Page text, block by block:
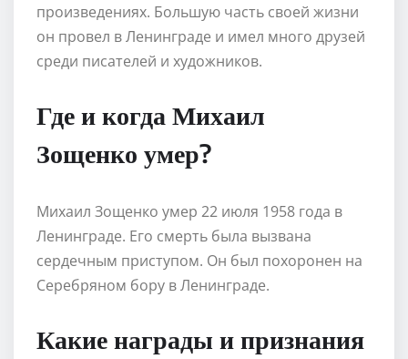
произведениях. Большую часть своей жизни
он провел в Ленинграде и имел много друзей
среди писателей и художников.
Где и когда Михаил
Зощенко умер?
Михаил Зощенко умер 22 июля 1958 года в
Ленинграде. Его смерть была вызвана
сердечным приступом. Он был похоронен на
Серебряном бору в Ленинграде.
Какие награды и признания